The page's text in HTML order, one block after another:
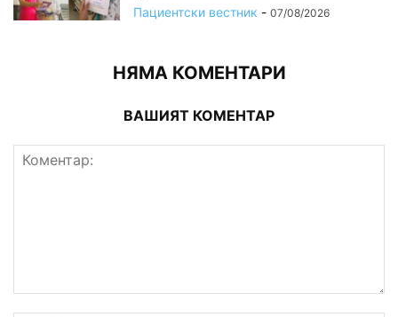
Пациентски вестник - 07/08/2026
НЯМА КОМЕНТАРИ
ВАШИЯТ КОМЕНТАР